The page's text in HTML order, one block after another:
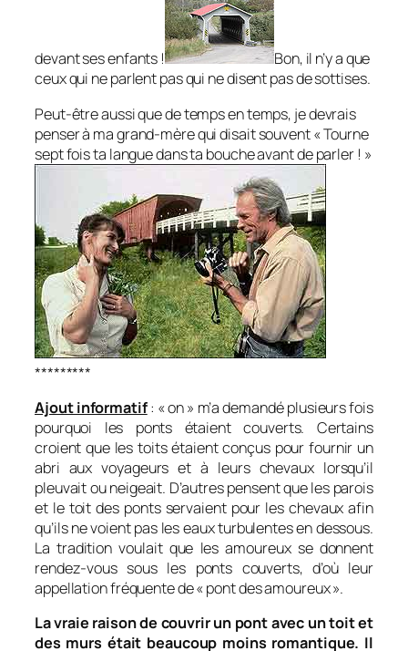
devant ses enfants !
Bon, il n’y a que
ceux qui ne parlent pas qui ne disent pas de sottises.
Peut-être aussi que de temps en temps, je devrais
penser à ma grand-mère qui disait souvent « Tourne
sept fois ta langue dans ta bouche avant de parler ! »
*********
Ajout informatif: « on » m’a demandé plusieurs fois
pourquoi les ponts étaient couverts. Certains
croient que les toits étaient conçus pour fournir un
abri aux voyageurs et à leurs chevaux lorsqu’il
pleuvait ou neigeait. D’autres pensent que les parois
et le toit des ponts servaient pour les chevaux afin
qu’ils ne voient pas les eaux turbulentes en dessous.
La tradition voulait que les amoureux se donnent
rendez-vous sous les ponts couverts, d’où leur
appellation fréquente de « pont des amoureux ».
La vraie raison de couvrir un pont avec un toit et
des murs était beaucoup moins romantique. Il